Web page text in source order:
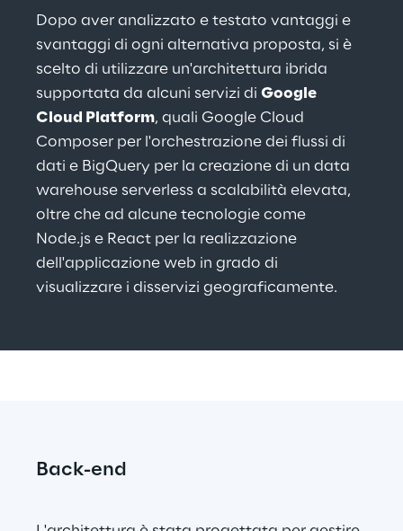
Dopo aver analizzato e testato vantaggi e
svantaggi di ogni alternativa proposta, si è
scelto di utilizzare un'architettura ibrida
supportata da alcuni servizi di Google
Cloud Platform, quali Google Cloud
Composer per l'orchestrazione dei flussi di
dati e BigQuery per la creazione di un data
warehouse serverless a scalabilità elevata,
oltre che ad alcune tecnologie come
Node.js e React per la realizzazione
dell'applicazione web in grado di
visualizzare i disservizi geograficamente.
Back-end